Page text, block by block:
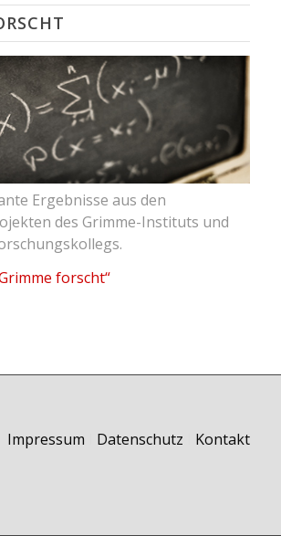
Ergebnisse aus den
des Grimme-Instituts und
forscht“
Impressum Datenschutz Kontakt